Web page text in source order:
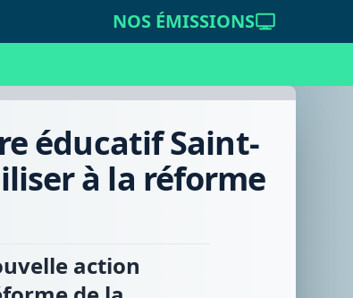
NOS ÉMISSIONS
éducatif Saint-
à la réforme
action